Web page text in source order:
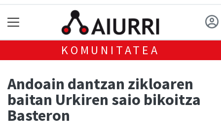
KOMUNITATEA
Andoain dantzan zikloaren
baitan Urkiren saio bikoitza
Basteron